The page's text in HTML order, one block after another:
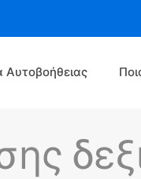
Αυτοβοήθειας